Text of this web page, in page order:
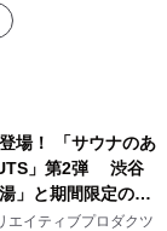
場！ 「サウナのあ
」第2弾 渋谷
」と期間限定のコ
ウナイキタイコラ
エイティブプロダクツ